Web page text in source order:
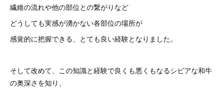
繊維の流れや他の部位との繋がりなど
どうしても実感が湧かない各部位の場所が
感覚的に把握できる、とても良い経験となりました。
そして改めて、この知識と経験で良くも悪くもなるシビアな和牛
の奥深さを知り、